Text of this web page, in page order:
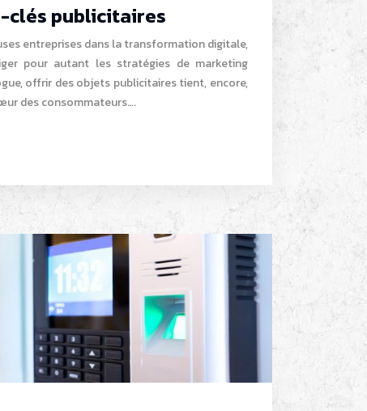
clés publicitaires
entreprises dans la transformation digitale,
pour autant les stratégies de marketing
offrir des objets publicitaires tient, encore,
des consommateurs….